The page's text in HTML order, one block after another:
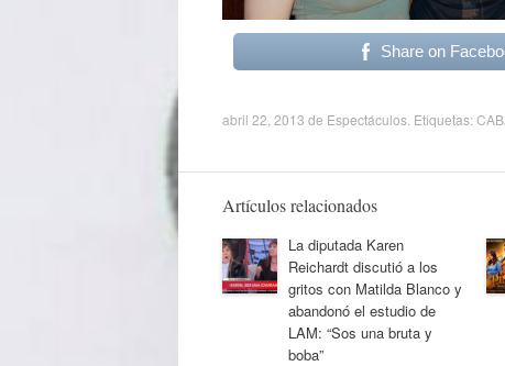
Share on
abril 22, 2013 de Espectáculos . Etiquetas:
Artículos relacionados
La diputada Karen
Reichardt discutió a los
gritos con Matilda Blanco y
abandonó el estudio de
LAM: “Sos una bruta y
boba”